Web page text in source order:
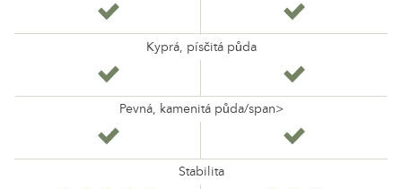
Kyprá, písčitá půda
Pevná, kamenitá půda/span>
Stabilita